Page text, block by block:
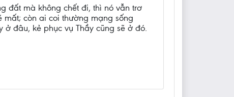
đất mà không chết đi, thì nó vẫn trơ
mất; còn ai coi thường mạng sống
ở đâu, kẻ phục vụ Thầy cũng sẽ ở đó.